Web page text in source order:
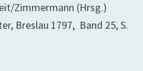
Zimmermann (Hrsg.)
Breslau 1797, Band 25, S.